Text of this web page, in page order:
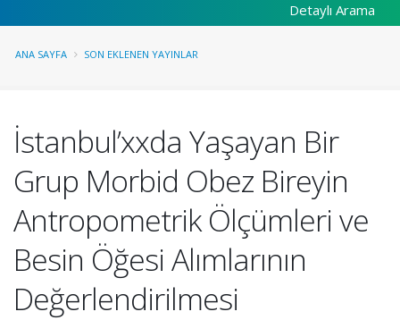
Detaylı Arama
ANA SAYFA SON EKLENEN YAYINLAR
İstanbul’xxda Yaşayan Bir
Grup Morbid Obez Bireyin
Antropometrik Ölçümleri ve
Besin Öğesi Alımlarının
Değerlendirilmesi